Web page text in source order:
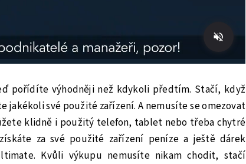
pořídíte výhodněji než kdykoli předtím. Stačí, když
jakékoli své použité zařízení. A nemusíte se omezovat
klidně i použitý telefon, tablet nebo třeba chytré
za své použité zařízení peníze a ještě dárek
Kvůli výkupu nemusíte nikam chodit, stačí